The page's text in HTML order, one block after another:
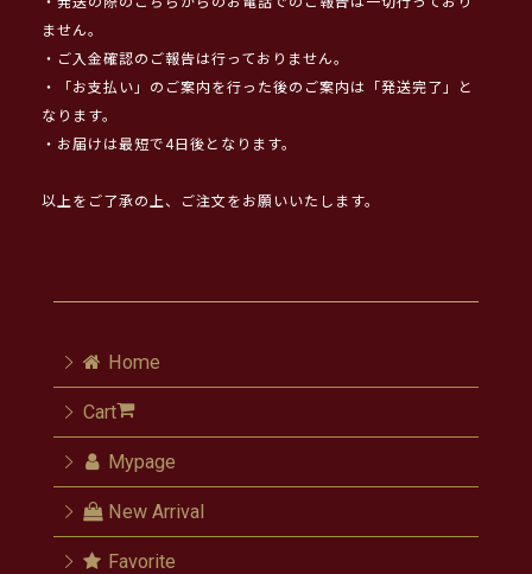
ません。
・ご入金確認のご報告は行っておりません。
・「お支払い」のご案内を行った後のご案内は「発送完了」と
なります。
・お届けは最短で4日後となります。
以上をご了承の上、ご注文をお願いいたします。
Home
Cart
Mypage
New Arrival
Favorite